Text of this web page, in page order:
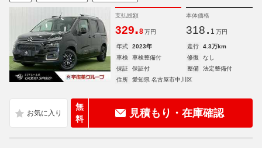
支払総額
329.8 万円
本体価格
318. 1 万円
年式 2023年 走行
4.3万km
車検
車検整備付 修復
なし
保証
保証付 整備
法定整備付
住所
愛知県 名古屋市中川区
無
料
見積もり・在庫確認